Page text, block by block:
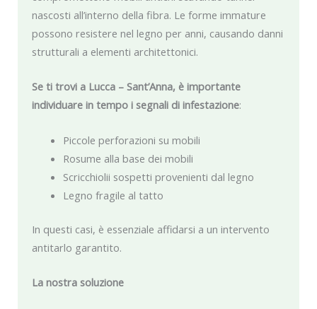
nascosti all’interno della fibra. Le forme immature
possono resistere nel legno per anni, causando danni
strutturali a elementi architettonici.
Se ti trovi a Lucca – Sant’Anna, è importante
individuare in tempo i segnali di infestazione:
Piccole perforazioni su mobili
Rosume alla base dei mobili
Scricchiolii sospetti provenienti dal legno
Legno fragile al tatto
In questi casi, è essenziale affidarsi a un intervento
antitarlo garantito.
La nostra soluzione